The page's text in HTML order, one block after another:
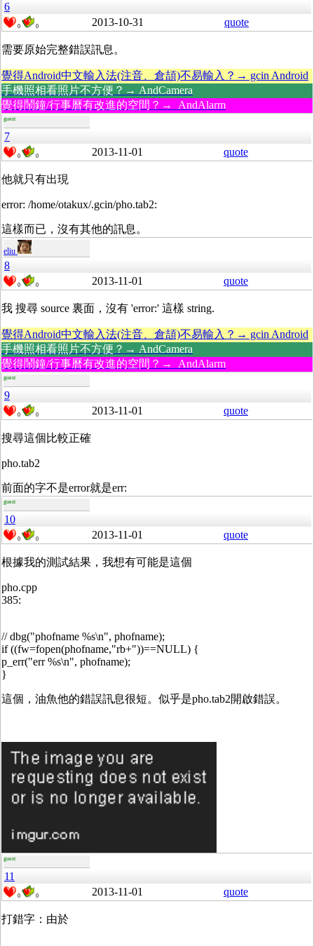
6
0 0 2013-10-31 quote
需要原始完整錯誤訊息。
覺得Android中文輸入法(注音、倉頡)不易輸入？→ gcin Android
手機照相看照片不方便？→ AndCamera
覺得鬧鐘/行事曆有改進的空間？→ AndAlarm
guest
7
0 0 2013-11-01 quote
他就只有出現
error: /home/otakux/.gcin/pho.tab2:
這樣而已，沒有其他的訊息。
eliu
8
0 0 2013-11-01 quote
我 搜尋 source 裏面，沒有 'error:' 這樣 string.
覺得Android中文輸入法(注音、倉頡)不易輸入？→ gcin Android
手機照相看照片不方便？→ AndCamera
覺得鬧鐘/行事曆有改進的空間？→ AndAlarm
guest
9
0 0 2013-11-01 quote
搜尋這個比較正確
pho.tab2
前面的字不是error就是err:
guest
10
0 0 2013-11-01 quote
根據我的測試結果，我想有可能是這個
pho.cpp
385:
// dbg("phofname %s\n", phofname);
if ((fw=fopen(phofname,"rb+"))==NULL) {
p_err("err %s\n", phofname);
}
這個，油魚他的錯誤訊息很短。似乎是pho.tab2開啟錯誤。
guest
11
0 0 2013-11-01 quote
打錯字：由於